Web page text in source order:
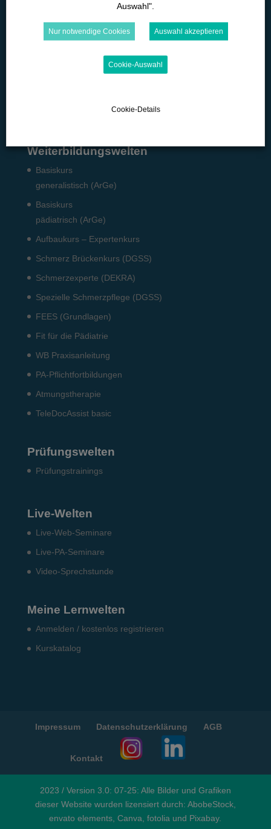
Med. Pflichtfort­bildun­gen
Microlearning
Fach­angestellte: Pneumo­logie
Weiterbildungswelten
Basiskurs
generalistisch (ArGe)
Basiskurs
pädiatrisch (ArGe)
Aufbaukurs – Expertenkurs
Schmerz Brückenkurs (DGSS)
Schmerzexperte (DEKRA)
Spezielle Schmerzpflege (DGSS)
FEES (Grundlagen)
Fit für die Pädiatrie
WB Praxisanleitung
PA-Pflichtfortbildungen
Atmungstherapie
TeleDocAssist basic
Prüfungswelten
Prü­fungs­trai­nings
Live-Welten
Live-Web-Seminare
Live-PA-Seminare
Video-Sprechstunde
Meine Lernwelten
Anmelden / kostenlos registrieren
Kurskatalog
Impressum Datenschutzerklärung AGB
Kontakt
2023 / Version 3.0: 07-25: Alle Bilder und Grafiken
dieser Website wurden lizensiert durch: AbobeStock,
envato elements, Canva, fotolia und Pixabay.
Auswahl".
Nur notwendige Cookies Auswahl akzeptieren
Cookie-Auswahl
Cookie-Details